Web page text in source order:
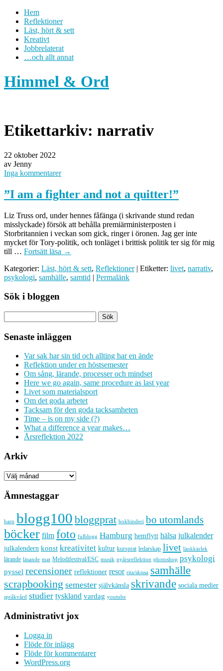
Hem
Reflektioner
Läst, hört & sett
Kreativt
Jobbrelaterat
…och allt annat
Himmel & Ord
Etikettarkiv: narrativ
22 oktober 2022
av Jenny
Inga kommentarer
”I am a fighter and not a quitter!”
Liz Truss ord, under hennes fåfänga (i skrivande stund redan
misslyckade) försök att behålla premiärministerposten i
Storbritannien i veckan som gick, ringer i öronen. Jag ger inte
mycket för Tory-politik, och tonläget i brittisk politik ter sig för mig
till … Fortsätt läsa →
Kategorier: Läst, hört & sett, Reflektioner| Etiketter: livet, narrativ,
psykologi, samhälle, samtid | Permalänk
Sök i bloggen
Senaste inläggen
Var sak har sin tid och allting har en ände
Reflektion under en höstsemester
Om sång, lärande, processer och mindset
Here we go again, same procedure as last year
Livet som materialsport
Om det goda arbetet
Tacksam för den goda tacksamheten
Time – is on my side (?)
What a difference a year makes…
Årsreflektion 2022
Arkiv
Arkiv
Ämnestaggar
barn blogg100 bloggprat bokbinderi bo utomlands
böcker film foto fulblogg Hamburg hemflytt hälsa julkalender
julkalendern konst kreativitet kultur kursprat ledarskap livet länkkärlek
lärande läsande mat Melodifestival/ESC musik nyårsreflektion photoshop psykologi
pyssel recensioner reflektioner resor rita/skissa samhälle
scrapbooking semester självkänsla skrivande sociala medier
språkvård studier tyskland vardag youtube
Administrativt jox
Logga in
Flöde för inlägg
Flöde för kommentarer
WordPress.org